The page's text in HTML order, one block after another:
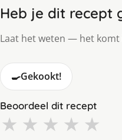
Heb je dit recept
Laat het weten — het komt
🍳Gekookt!
Beoordeel dit recept
★ ★ ★ ★ ★